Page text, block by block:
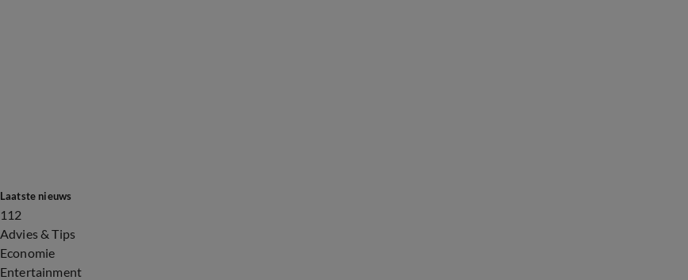
Laatste nieuws
112
Advies & Tips
Economie
Entertainment